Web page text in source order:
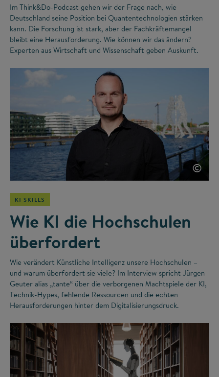
Im Think&Do-Podcast gehen wir der Frage nach, wie
Deutschland seine Position bei Quantentechnologien stärken
kann. Die Forschung ist stark, aber der Fachkräftemangel
bleibt eine Herausforderung. Wie können wir das ändern?
Experten aus Wirtschaft und Wissenschaft geben Auskunft.
©
KI SKILLS
Wie KI die Hochschulen
überfordert
Wie verändert Künstliche Intelligenz unsere Hochschulen –
und warum überfordert sie viele? Im Interview spricht Jürgen
Geuter alias „tante“ über die verborgenen Machtspiele der KI,
Technik-Hypes, fehlende Ressourcen und die echten
Herausforderungen hinter dem Digitalisierungsdruck.